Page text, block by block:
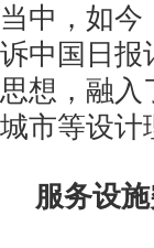
当中，如今
诉中国日报
思想，融入
城市等设计
服务设